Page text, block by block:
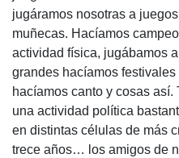
jugáramos nosotras a
muñecas. Hacíamos
actividad física, jugábamos
grandes hacíamos
hacíamos canto y cosas así.
una actividad política
en distintas células de más
trece años… los amigos de